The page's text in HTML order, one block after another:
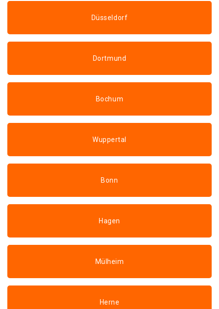
Düsseldorf
Dortmund
Bochum
Wuppertal
Bonn
Hagen
Mülheim
Herne